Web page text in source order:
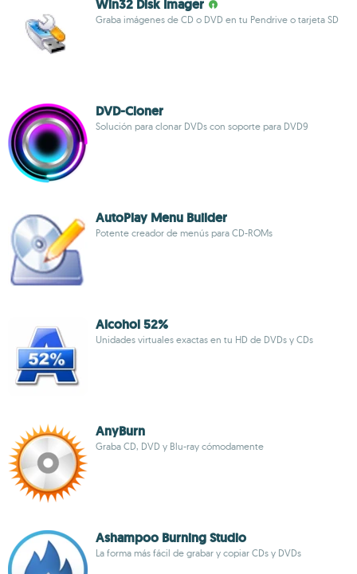
Win32 Disk Imager
Graba imágenes de CD o DVD en tu Pendrive o tarjeta SD
DVD-Cloner
Solución para clonar DVDs con soporte para DVD9
AutoPlay Menu Builder
Potente creador de menús para CD-ROMs
Alcohol 52%
Unidades virtuales exactas en tu HD de DVDs y CDs
AnyBurn
Graba CD, DVD y Blu-ray cómodamente
Ashampoo Burning Studio
La forma más fácil de grabar y copiar CDs y DVDs